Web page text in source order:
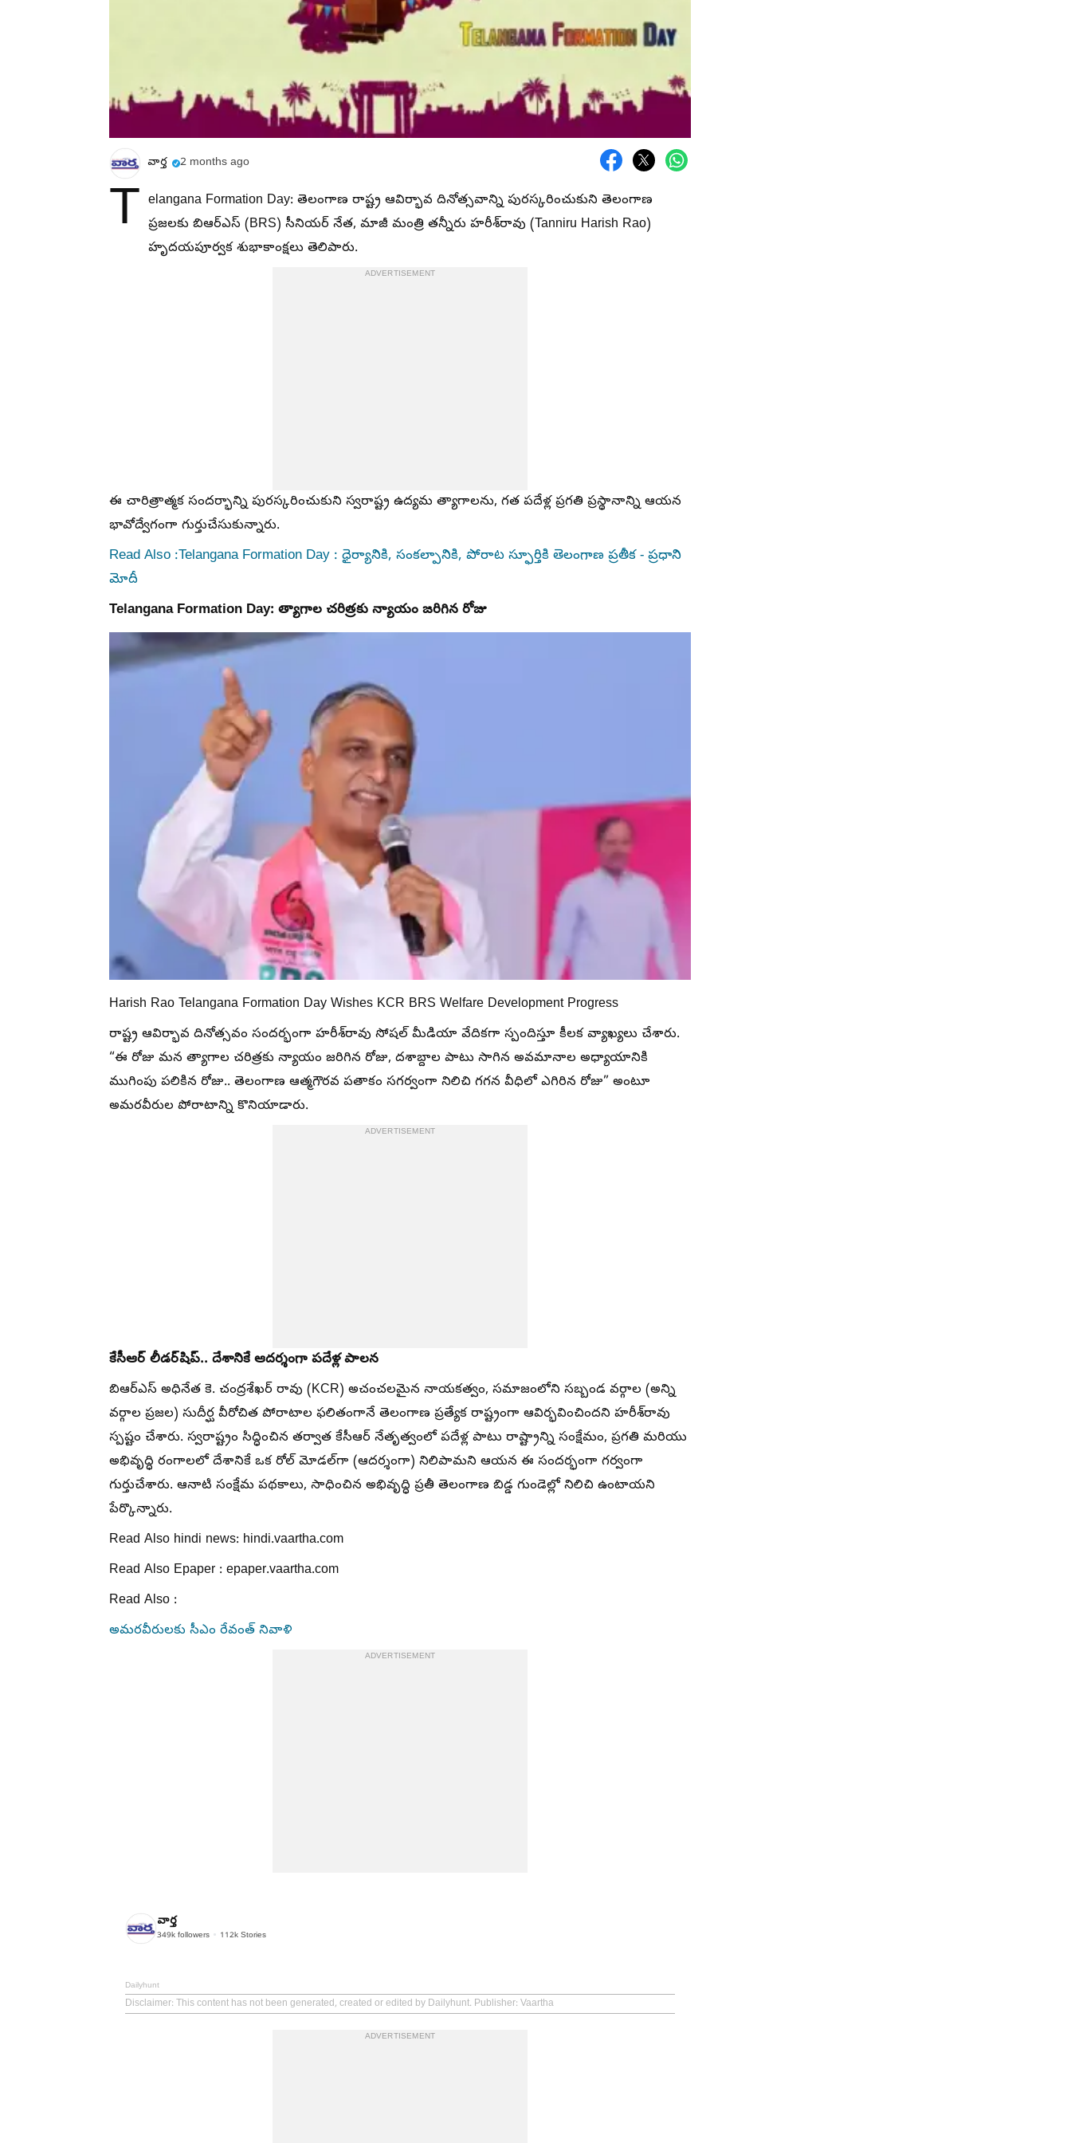
వార్త 2 months ago
T elangana Formation Day: తెలంగాణ రాష్ట్ర ఆవిర్భావ దినోత్సవాన్ని పురస్కరించుకుని తెలంగాణ
ప్రజలకు బిఆర్ఎస్ (BRS) సీనియర్ నేత, మాజీ మంత్రి తన్నీరు హరీశ్‌రావు (Tanniru Harish Rao)
హృదయపూర్వక శుభాకాంక్షలు తెలిపారు.
ADVERTISEMENT
ఈ చారిత్రాత్మక సందర్భాన్ని పురస్కరించుకుని స్వరాష్ట్ర ఉద్యమ త్యాగాలను, గత పదేళ్ల ప్రగతి ప్రస్థానాన్ని ఆయన
భావోద్వేగంగా గుర్తుచేసుకున్నారు.
Read Also :Telangana Formation Day : ధైర్యానికి, సంకల్పానికి, పోరాట స్ఫూర్తికి తెలంగాణ ప్రతీక - ప్రధాని
మోదీ
Telangana Formation Day: త్యాగాల చరిత్రకు న్యాయం జరిగిన రోజు
Harish Rao Telangana Formation Day Wishes KCR BRS Welfare Development Progress
రాష్ట్ర ఆవిర్భావ దినోత్సవం సందర్భంగా హరీశ్‌రావు సోషల్ మీడియా వేదికగా స్పందిస్తూ కీలక వ్యాఖ్యలు చేశారు.
“ఈ రోజు మన త్యాగాల చరిత్రకు న్యాయం జరిగిన రోజు, దశాబ్దాల పాటు సాగిన అవమానాల అధ్యాయానికి
ముగింపు పలికిన రోజు.. తెలంగాణ ఆత్మగౌరవ పతాకం సగర్వంగా నిలిచి గగన వీధిలో ఎగిరిన రోజు” అంటూ
అమరవీరుల పోరాటాన్ని కొనియాడారు.
ADVERTISEMENT
కేసీఆర్ లీడర్‌షిప్.. దేశానికే ఆదర్శంగా పదేళ్ల పాలన
బిఆర్ఎస్ అధినేత కె. చంద్రశేఖర్ రావు (KCR) అచంచలమైన నాయకత్వం, సమాజంలోని సబ్బండ వర్గాల (అన్ని
వర్గాల ప్రజల) సుదీర్ఘ వీరోచిత పోరాటాల ఫలితంగానే తెలంగాణ ప్రత్యేక రాష్ట్రంగా ఆవిర్భవించిందని హరీశ్‌రావు
స్పష్టం చేశారు. స్వరాష్ట్రం సిద్ధించిన తర్వాత కేసీఆర్ నేతృత్వంలో పదేళ్ల పాటు రాష్ట్రాన్ని సంక్షేమం, ప్రగతి మరియు
అభివృద్ధి రంగాలలో దేశానికే ఒక రోల్ మోడల్‌గా (ఆదర్శంగా) నిలిపామని ఆయన ఈ సందర్భంగా గర్వంగా
గుర్తుచేశారు. ఆనాటి సంక్షేమ పథకాలు, సాధించిన అభివృద్ధి ప్రతీ తెలంగాణ బిడ్డ గుండెల్లో నిలిచి ఉంటాయని
పేర్కొన్నారు.
Read Also hindi news: hindi.vaartha.com
Read Also Epaper : epaper.vaartha.com
Read Also :
అమరవీరులకు సీఎం రేవంత్ నివాళి
ADVERTISEMENT
వార్త
349k followers 112k Stories
Dailyhunt
Disclaimer: This content has not been generated, created or edited by Dailyhunt. Publisher: Vaartha
ADVERTISEMENT